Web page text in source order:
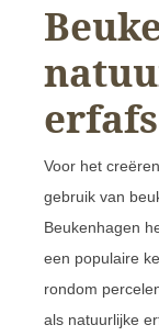
Voor het
gebruik van
Beukenhagen
een populaire
rondom
als natuurlijke